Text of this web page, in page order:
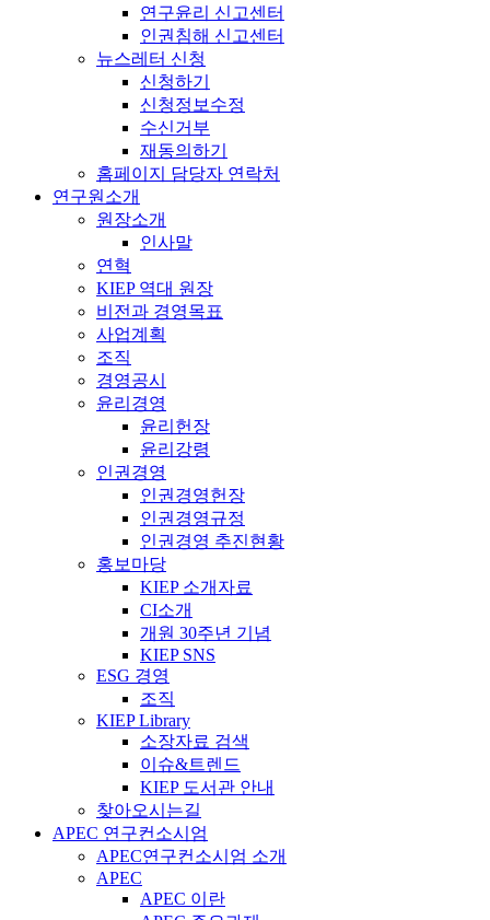
연구윤리 신고센터
인권침해 신고센터
뉴스레터 신청
신청하기
신청정보수정
수신거부
재동의하기
홈페이지 담당자 연락처
연구원소개
원장소개
인사말
연혁
KIEP 역대 원장
비전과 경영목표
사업계획
조직
경영공시
윤리경영
윤리헌장
윤리강령
인권경영
인권경영헌장
인권경영규정
인권경영 추진현황
홍보마당
KIEP 소개자료
CI소개
개원 30주년 기념
KIEP SNS
ESG 경영
조직
KIEP Library
소장자료 검색
이슈&트렌드
KIEP 도서관 안내
찾아오시는길
APEC 연구컨소시엄
APEC연구컨소시엄 소개
APEC
APEC 이란